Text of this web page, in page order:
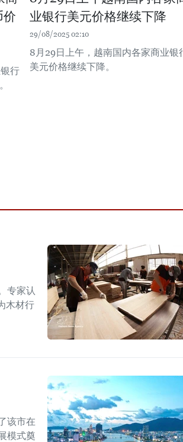
价
行
业银行美元价格继续下降
29/08/2025 02:10
8月29日上午，越南国内各家商业银
美元价格继续下降。
专家认
木材行
该市在
模式奠